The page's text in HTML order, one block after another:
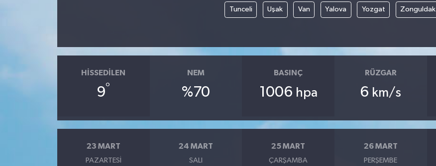
Tunceli Uşak Van Yalova Yozgat Zonguldak
HISSEDILEN
9°
NEM
%70
BASINÇ
1006 hpa
RÜZGAR
6 km/s
23 MART
PAZARTESI
24 MART
SALI
25 MART
ÇARŞAMBA
26 MART
PERŞEMBE